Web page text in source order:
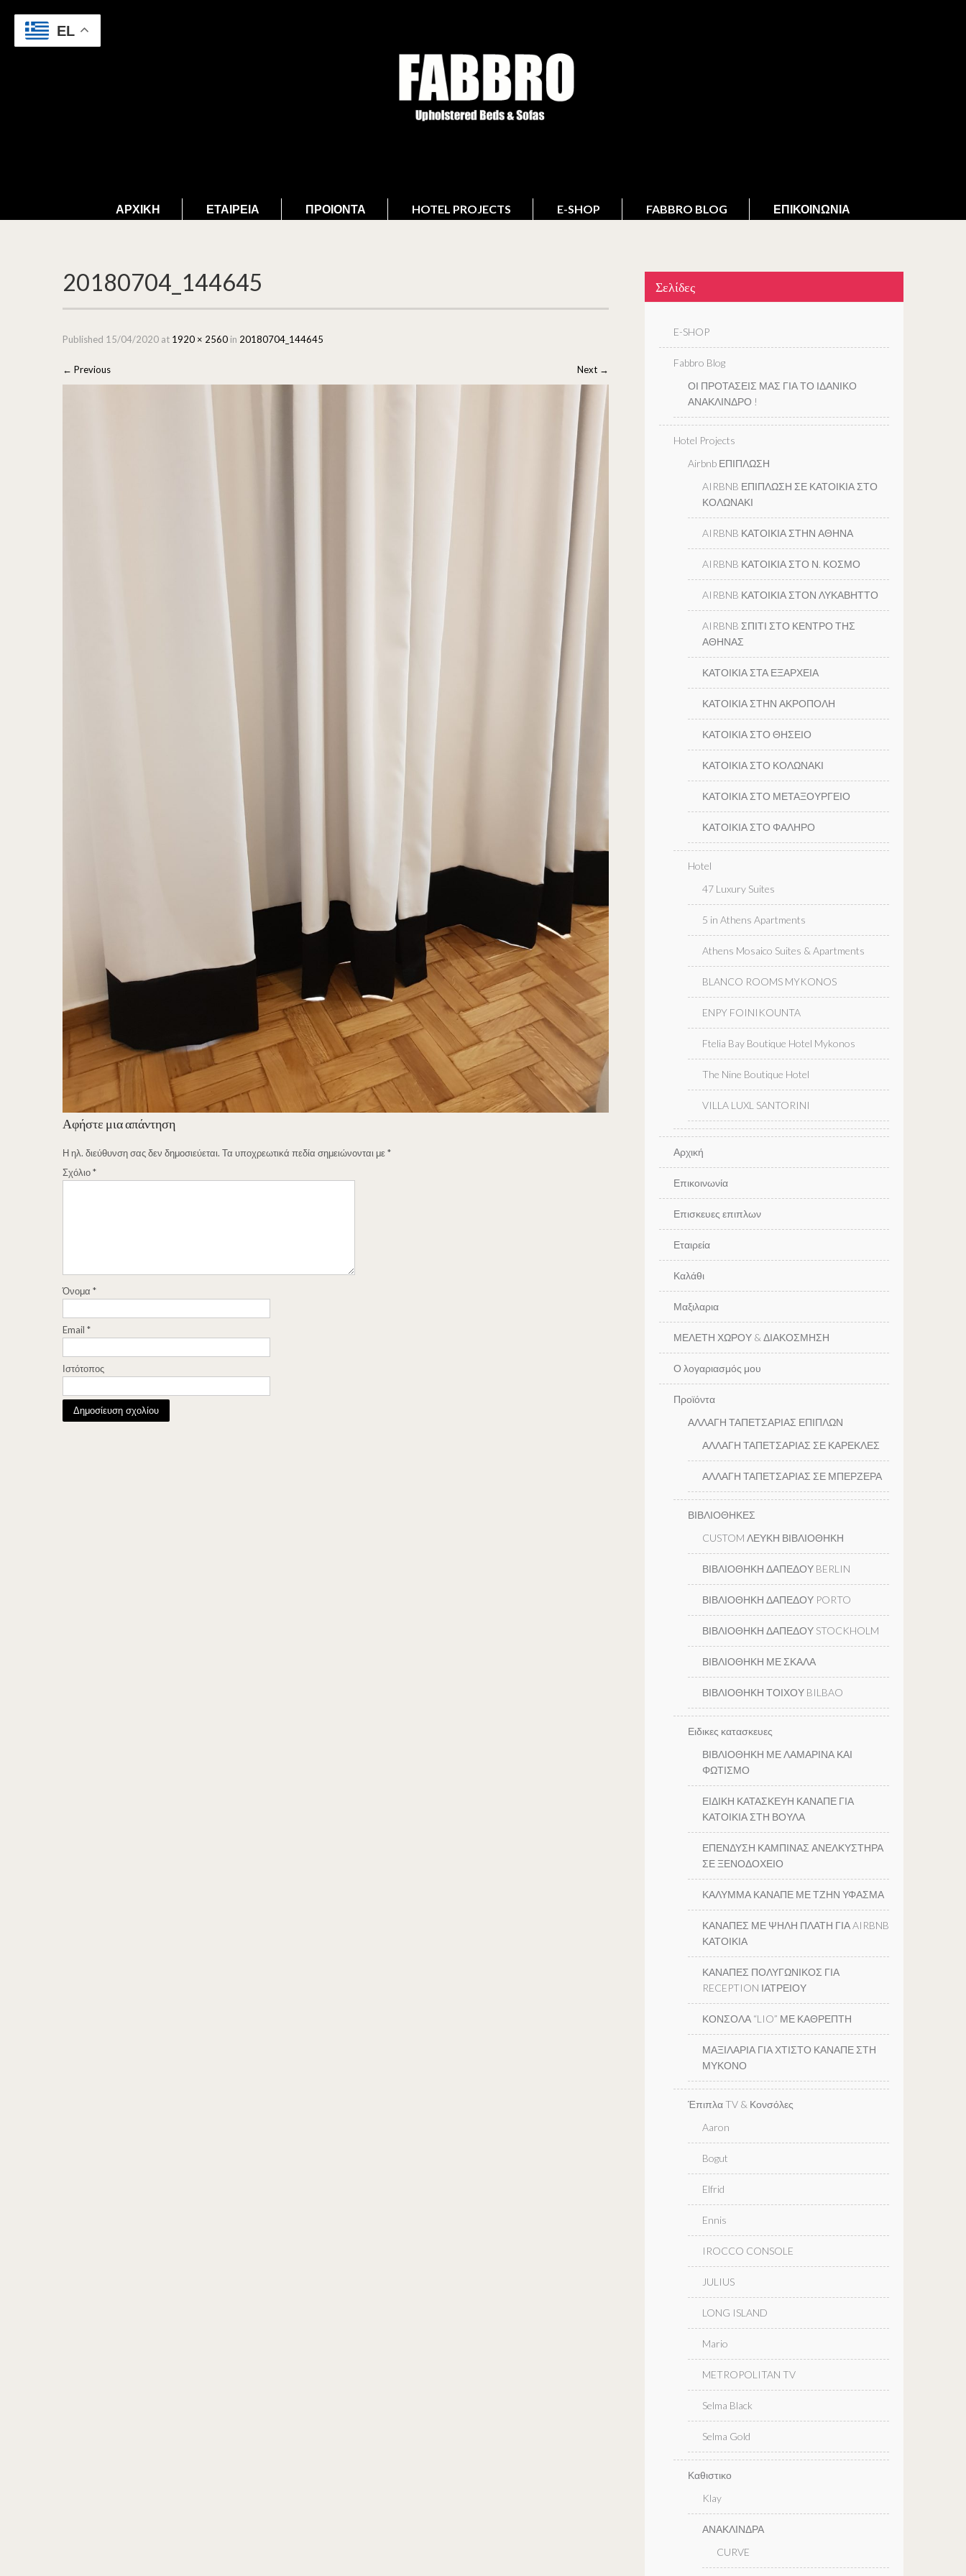
ΑΡΧΙΚΉ ΕΤΑΙΡΕΊΑ ΠΡΟΙΌΝΤΑ HOTEL PROJECTS E-SHOP FABBRO BLOG ΕΠΙΚΟΙΝΩΝΊΑ
20180704_144645
Published 15/04/2020 at 1920 × 2560 in 20180704_144645
← Previous Next →
Αφήστε μια απάντηση
Η ηλ. διεύθυνση σας δεν δημοσιεύεται. Τα υποχρεωτικά πεδία σημειώνονται με*
Σχόλιο*
Όνομα *
Email *
Ιστότοπος
Σελίδες
E-SHOP
Fabbro Blog
ΟΙ ΠΡΟΤΑΣΕΙΣ ΜΑΣ ΓΙΑ ΤΟ ΙΔΑΝΙΚΟ
ΑΝΑΚΛΙΝΔΡΟ !
Hotel Projects
Airbnb ΕΠΙΠΛΩΣΗ
AIRBNB ΕΠΙΠΛΩΣΗ ΣΕ ΚΑΤΟΙΚΙΑ ΣΤΟ
ΚΟΛΩΝΑΚΙ
AIRBNB ΚΑΤΟΙΚΙΑ ΣΤΗΝ ΑΘΗΝΑ
AIRBNB ΚΑΤΟΙΚΙΑ ΣΤΟ Ν. ΚΟΣΜΟ
AIRBNB ΚΑΤΟΙΚΙΑ ΣΤΟΝ ΛΥΚΑΒΗΤΤΟ
AIRBNB ΣΠΙΤΙ ΣΤΟ ΚΕΝΤΡΟ ΤΗΣ
ΑΘΗΝΑΣ
ΚΑΤΟΙΚΙΑ ΣΤΑ ΕΞΑΡΧΕΙΑ
ΚΑΤΟΙΚΙΑ ΣΤΗΝ ΑΚΡΟΠΟΛΗ
ΚΑΤΟΙΚΙΑ ΣΤΟ ΘΗΣΕΙΟ
ΚΑΤΟΙΚΙΑ ΣΤΟ ΚΟΛΩΝΑΚΙ
ΚΑΤΟΙΚΙΑ ΣΤΟ ΜΕΤΑΞΟΥΡΓΕΙΟ
ΚΑΤΟΙΚΙΑ ΣΤΟ ΦΑΛΗΡΟ
Hotel
47 Luxury Suites
5 in Athens Apartments
Athens Mosaico Suites & Apartments
BLANCO ROOMS MYKONOS
ENPY FOINIKOUNTA
Ftelia Bay Boutique Hotel Mykonos
The Nine Boutique Hotel
VILLA LUXL SANTORINI
Αρχική
Επικοινωνία
Επισκευες επιπλων
Εταιρεία
Καλάθι
Μαξιλαρια
ΜΕΛΕΤΗ ΧΩΡΟΥ & ΔΙΑΚΟΣΜΗΣΗ
Ο λογαριασμός μου
Προϊόντα
ΑΛΛΑΓΗ ΤΑΠΕΤΣΑΡΙΑΣ ΕΠΙΠΛΩΝ
ΑΛΛΑΓΗ ΤΑΠΕΤΣΑΡΙΑΣ ΣΕ ΚΑΡΕΚΛΕΣ
ΑΛΛΑΓΗ ΤΑΠΕΤΣΑΡΙΑΣ ΣΕ ΜΠΕΡΖΕΡΑ
ΒΙΒΛΙΟΘΗΚΕΣ
CUSTOM ΛΕΥΚΗ ΒΙΒΛΙΟΘΗΚΗ
ΒΙΒΛΙΟΘΗΚΗ ΔΑΠΕΔΟΥ BERLIN
ΒΙΒΛΙΟΘΗΚΗ ΔΑΠΕΔΟΥ PORTO
ΒΙΒΛΙΟΘΗΚΗ ΔΑΠΕΔΟΥ STOCKHOLM
ΒΙΒΛΙΟΘΗΚΗ ΜΕ ΣΚΑΛΑ
ΒΙΒΛΙΟΘΗΚΗ ΤΟΙΧΟΥ BILBAO
Ειδικες κατασκευες
ΒΙΒΛΙΟΘΗΚΗ ΜΕ ΛΑΜΑΡΙΝΑ ΚΑΙ
ΦΩΤΙΣΜΟ
ΕΙΔΙΚΗ ΚΑΤΑΣΚΕΥΗ ΚΑΝΑΠΕ ΓΙΑ
ΚΑΤΟΙΚΙΑ ΣΤΗ ΒΟΥΛΑ
ΕΠΕΝΔΥΣΗ ΚΑΜΠΙΝΑΣ ΑΝΕΛΚΥΣΤΗΡΑ
ΣΕ ΞΕΝΟΔΟΧΕΙΟ
ΚΑΛΥΜΜΑ ΚΑΝΑΠΕ ΜΕ ΤΖΗΝ ΥΦΑΣΜΑ
ΚΑΝΑΠΕΣ ΜΕ ΨΗΛΗ ΠΛΑΤΗ ΓΙΑ AIRBNB
ΚΑΤΟΙΚΙΑ
ΚΑΝΑΠΕΣ ΠΟΛΥΓΩΝΙΚΟΣ ΓΙΑ
RECEPTION ΙΑΤΡΕΙΟΥ
ΚΟΝΣΟΛΑ “LIO” ΜΕ ΚΑΘΡΕΠΤΗ
ΜΑΞΙΛΑΡΙΑ ΓΙΑ ΧΤΙΣΤΟ ΚΑΝΑΠΕ ΣΤΗ
ΜΥΚΟΝΟ
Έπιπλα TV & Κονσόλες
Aaron
Bogut
Elfrid
Ennis
IROCCO CONSOLE
JULIUS
LONG ISLAND
Mario
METROPOLITAN TV
Selma Black
Selma Gold
Καθιστικο
Klay
ΑΝΑΚΛΙΝΔΡΑ
CURVE
EL